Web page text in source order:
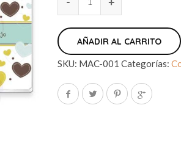
AÑADIR AL CARRITO
SKU: MAC-001 Categorías: